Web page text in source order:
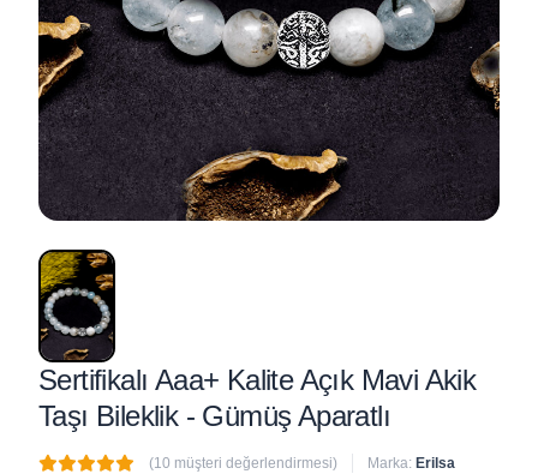
Sertifikalı Aaa+ Kalite Açık Mavi Akik
Taşı Bileklik - Gümüş Aparatlı
(10 müşteri değerlendirmesi) Marka: Erilsa